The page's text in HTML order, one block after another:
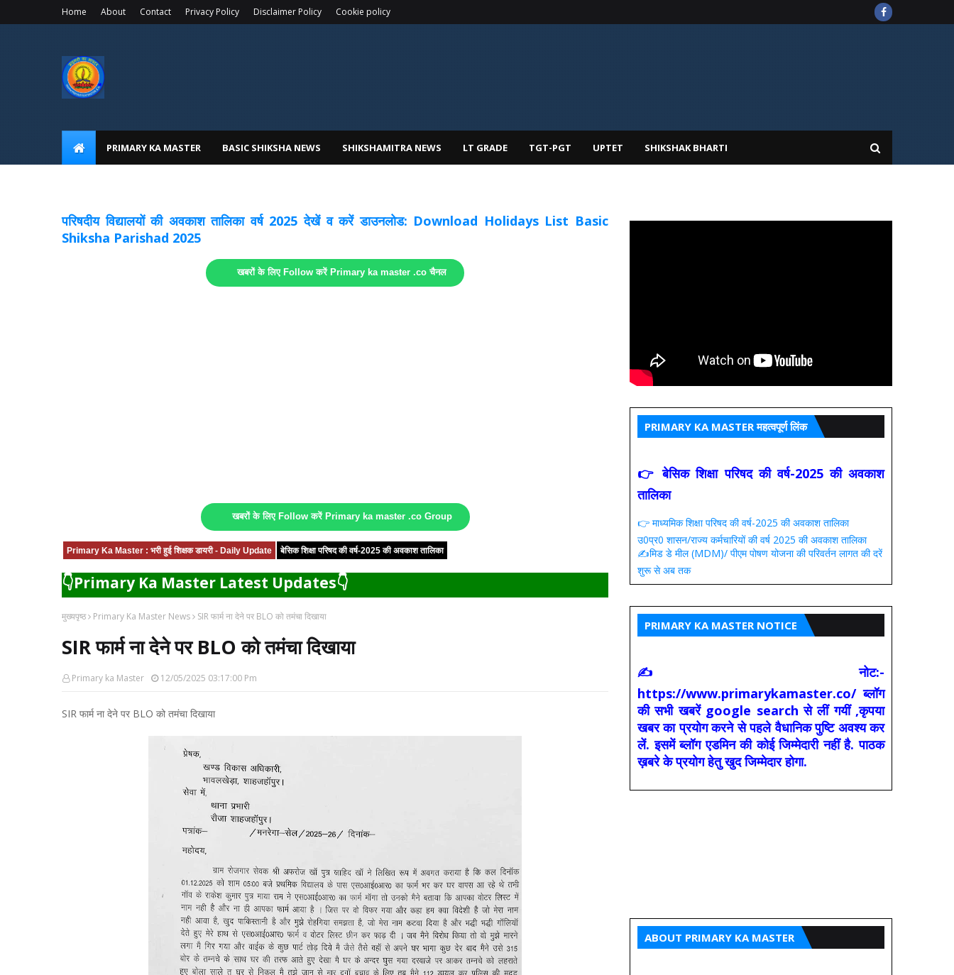
Home About Contact Privacy Policy Disclaimer Policy Cookie policy
PRIMARY KA MASTER BASIC SHIKSHA NEWS SHIKSHAMITRA NEWS LT GRADE TGT-PGT UPTET SHIKSHAK BHARTI
परिषदीय विद्यालयों की अवकाश तालिका वर्ष 2025 देखें व करें डाउनलोड: Download Holidays List Basic
Shiksha Parishad 2025
खबरों के लिए Follow करें Primary ka master .co चैनल
खबरों के लिए Follow करें Primary ka master .co Group
Primary Ka Master : भरी हुई शिक्षक डायरी - Daily Update बेसिक शिक्षा परिषद की वर्ष-2025 की अवकाश तालिका
👇Primary Ka Master Latest Updates👇
मुख्यपृष्ठ Primary Ka Master News SIR फार्म ना देने पर BLO को तमंचा दिखाया
SIR फार्म ना देने पर BLO को तमंचा दिखाया
Primary ka Master 12/05/2025 03:17:00 Pm
SIR फार्म ना देने पर BLO को तमंचा दिखाया
PRIMARY KA MASTER महत्वपूर्ण लिंक
👉 बेसिक शिक्षा परिषद की वर्ष-2025 की अवकाश
तालिका
👉 माध्यमिक शिक्षा परिषद की वर्ष-2025 की अवकाश तालिका
उ0प्र0 शासन/राज्य कर्मचारियों की वर्ष 2025 की अवकाश तालिका
✍️मिड डे मील (MDM)/ पीएम पोषण योजना की परिवर्तन लागत की दरें
शुरू से अब तक
PRIMARY KA MASTER NOTICE
✍ नोट:-
https://www.primarykamaster.co/ ब्लॉग
की सभी खबरें google search से लीं गयीं ,कृपया
खबर का प्रयोग करने से पहले वैधानिक पुष्टि अवश्य कर
लें. इसमें ब्लॉग एडमिन की कोई जिम्मेदारी नहीं है. पाठक
ख़बरे के प्रयोग हेतु खुद जिम्मेदार होगा.
ABOUT PRIMARY KA MASTER